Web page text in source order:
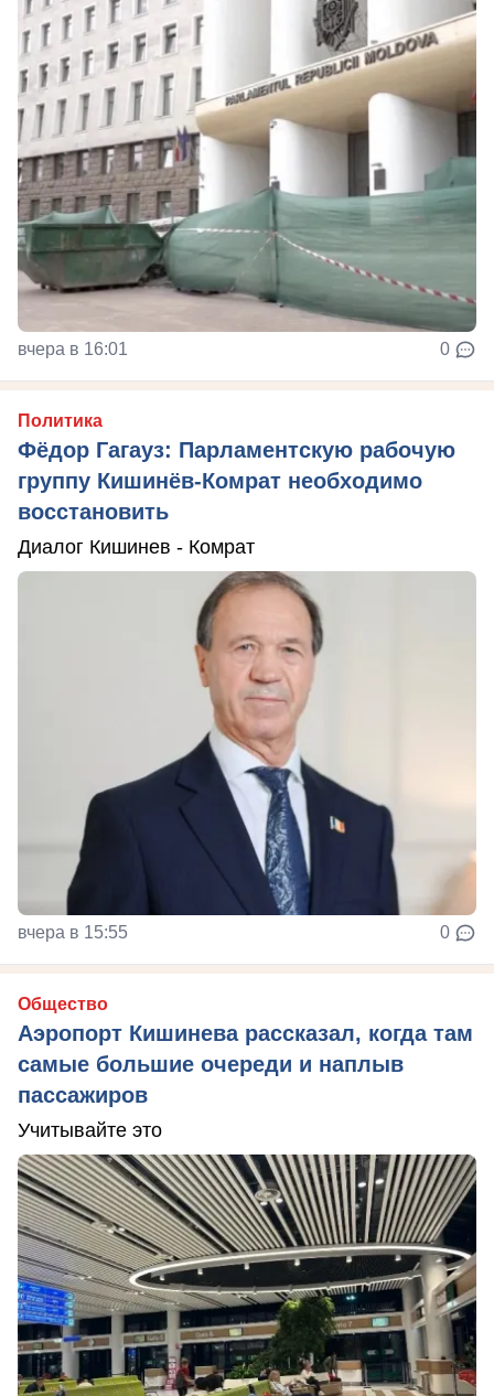
вчера в 16:01 0
Политика
Фёдор Гагауз: Парламентскую рабочую
группу Кишинёв-Комрат необходимо
восстановить
Диалог Кишинев - Комрат
вчера в 15:55 0
Общество
Аэропорт Кишинева рассказал, когда там
самые большие очереди и наплыв
пассажиров
Учитывайте это